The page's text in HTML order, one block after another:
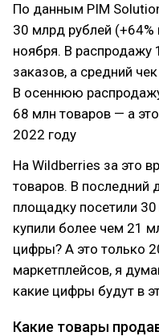
По данным PIM
30 млрд рублей
ноября. В
заказов, а средний
В осеннюю
68 млн товаров — а
2022 году
На Wildberries за это
товаров. В последний
площадку посетили
купили более чем 21
цифры? А это только
маркетплейсов, я
какие цифры будут в
Какие товары